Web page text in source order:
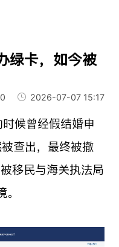
绿卡，如今被
0 2026-07-07 15:17
候曾经假结婚申
查出，最终被撤
移民与海关执法局